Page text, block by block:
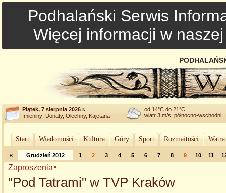
Podhalański Serwis
Więcej informacji w
Piątek, 7 sierpnia 2026 r.
Imieniny: Donaty, Olechny, Kajetana
od 14°C do 21°C
wiatr 3 m/s, północno-wschodni
Start Wiadomości Kultura Góry Sport Rozmaitości
« Grudzień 2012 1 2 3 4 5 6 7 8 9 10 11
Zaproszenia
"Pod Tatrami" w TVP Kraków